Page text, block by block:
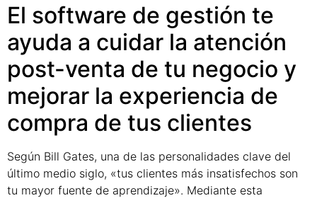
El software de gestión te
ayuda a cuidar la atención
post-venta de tu negocio y
mejorar la experiencia de
compra de tus clientes
Según Bill Gates, una de las personalidades clave del
último medio siglo, «tus clientes más insatisfechos son
tu mayor fuente de aprendizaje». Mediante esta